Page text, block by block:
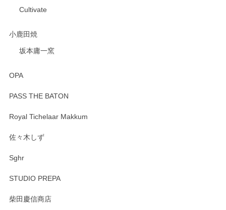
Cultivate
小鹿田焼
坂本庸一窯
OPA
PASS THE BATON
Royal Tichelaar Makkum
佐々木しず
Sghr
STUDIO PREPA
柴田慶信商店